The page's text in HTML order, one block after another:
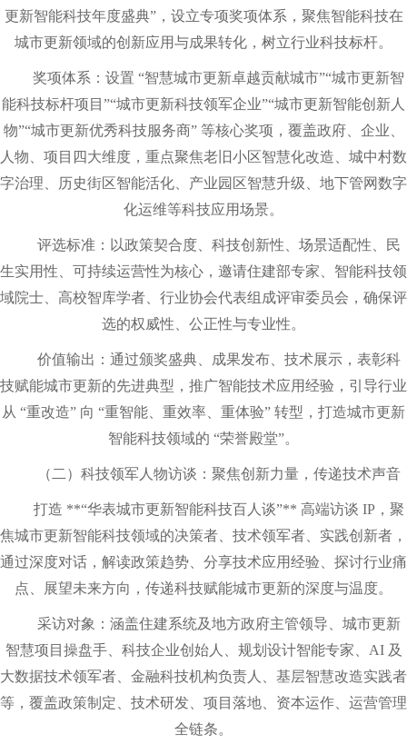
更新智能科技年度盛典”，设立专项奖项体系，聚焦智能科技在
城市更新领域的创新应用与成果转化，树立行业科技标杆。
奖项体系：设置 “智慧城市更新卓越贡献城市”“城市更新智
能科技标杆项目”“城市更新科技领军企业”“城市更新智能创新人
物”“城市更新优秀科技服务商” 等核心奖项，覆盖政府、企业、
人物、项目四大维度，重点聚焦老旧小区智慧化改造、城中村数
字治理、历史街区智能活化、产业园区智慧升级、地下管网数字
化运维等科技应用场景。
评选标准：以政策契合度、科技创新性、场景适配性、民
生实用性、可持续运营性为核心，邀请住建部专家、智能科技领
域院士、高校智库学者、行业协会代表组成评审委员会，确保评
选的权威性、公正性与专业性。
价值输出：通过颁奖盛典、成果发布、技术展示，表彰科
技赋能城市更新的先进典型，推广智能技术应用经验，引导行业
从 “重改造” 向 “重智能、重效率、重体验” 转型，打造城市更新
智能科技领域的 “荣誉殿堂”。
（二）科技领军人物访谈：聚焦创新力量，传递技术声音
打造 **“华表城市更新智能科技百人谈”** 高端访谈 IP，聚
焦城市更新智能科技领域的决策者、技术领军者、实践创新者，
通过深度对话，解读政策趋势、分享技术应用经验、探讨行业痛
点、展望未来方向，传递科技赋能城市更新的深度与温度。
采访对象：涵盖住建系统及地方政府主管领导、城市更新
智慧项目操盘手、科技企业创始人、规划设计智能专家、AI 及
大数据技术领军者、金融科技机构负责人、基层智慧改造实践者
等，覆盖政策制定、技术研发、项目落地、资本运作、运营管理
全链条。